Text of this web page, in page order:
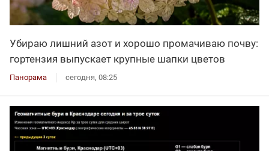
Убираю лишний азот и хорошо промачиваю почву:
гортензия выпускает крупные шапки цветов
Панорама сегодня, 08:25